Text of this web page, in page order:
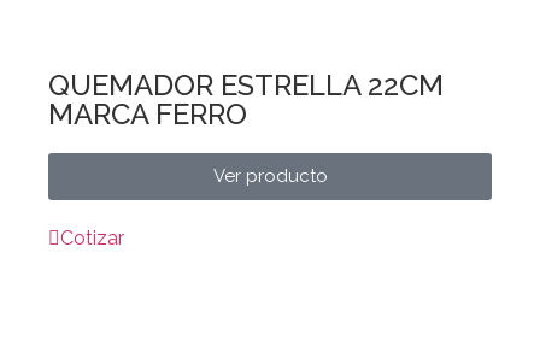
QUEMADOR ESTRELLA 22CM
MARCA FERRO
Ver producto
Cotizar